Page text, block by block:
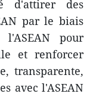
d'attirer des
par le biais
pour
et renforcer
transparente,
avec l'ASEAN